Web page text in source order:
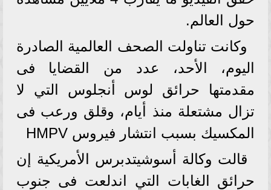
حول العالم.
وكانت تناولت الصحف العالمية الصادرة
اليوم، الأحد، عدد من القضايا فى
مقدمتها حرائق لوس أنجلوس التي لا
تزال مشتعلة منذ أيام، وقلق ورعب فى
المكسيك بسبب انتشار فيروس HMPV
قالت وكالة أسوشيتدبرس الأمريكية إن
حرائق الغابات التي اندلعت فى جنوب